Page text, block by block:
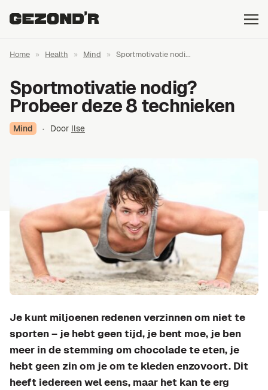
Home » Health » Mind » Sportmotivatie nodi...
Sportmotivatie nodig?
Probeer deze 8 technieken
Mind · Door Ilse
Je kunt miljoenen redenen verzinnen om niet te
sporten – je hebt geen tijd, je bent moe, je ben
meer in de stemming om chocolade te eten, je
hebt geen zin om je om te kleden enzovoort. Dit
heeft iedereen wel eens, maar het kan te erg